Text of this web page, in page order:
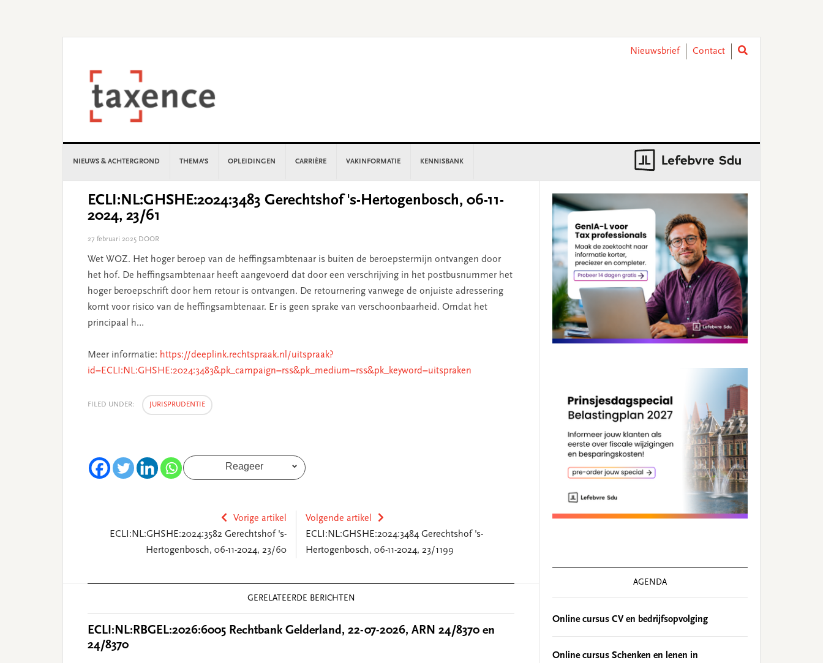
Nieuwsbrief
Contact
NIEUWS & ACHTERGROND THEMA’S OPLEIDINGEN CARRIÈRE VAKINFORMATIE KENNISBANK
ECLI:NL:GHSHE:2024:3483 Gerechtshof 's-Hertogenbosch, 06-11-
2024, 23/61
27 februari 2025 DOOR
Wet WOZ. Het hoger beroep van de heffingsambtenaar is buiten de beroepstermijn ontvangen door
het hof. De heffingsambtenaar heeft aangevoerd dat door een verschrijving in het postbusnummer het
hoger beroepschrift door hem retour is ontvangen. De retournering vanwege de onjuiste adressering
komt voor risico van de heffingsambtenaar. Er is geen sprake van verschoonbaarheid. Omdat het
principaal h…
Meer informatie: https://deeplink.rechtspraak.nl/uitspraak?
id=ECLI:NL:GHSHE:2024:3483&pk_campaign=rss&pk_medium=rss&pk_keyword=uitspraken
FILED UNDER: JURISPRUDENTIE
Reageer
Vorige artikel
ECLI:NL:GHSHE:2024:3582 Gerechtshof 's-
Hertogenbosch, 06-11-2024, 23/60
Volgende artikel
ECLI:NL:GHSHE:2024:3484 Gerechtshof 's-
Hertogenbosch, 06-11-2024, 23/1199
GERELATEERDE BERICHTEN
ECLI:NL:RBGEL:2026:6005 Rechtbank Gelderland, 22-07-2026, ARN 24/8370 en
24/8370
Sidebar
AGENDA
Online cursus CV en bedrijfsopvolging
Online cursus Schenken en lenen in